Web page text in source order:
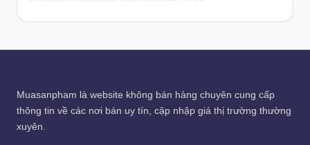
Muasanpham là website không bán hàng chuyên cung cấp
thông tin về các nơi bán uy tín, cập nhập giá thị trường thường
xuyên.